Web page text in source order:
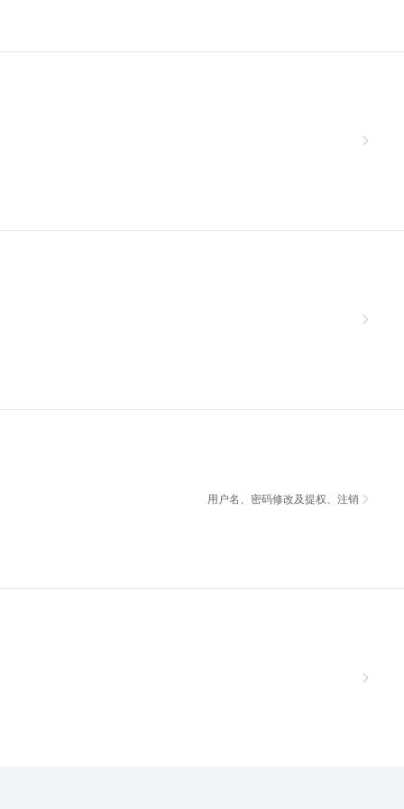
用户名、密码修改及提权、注销